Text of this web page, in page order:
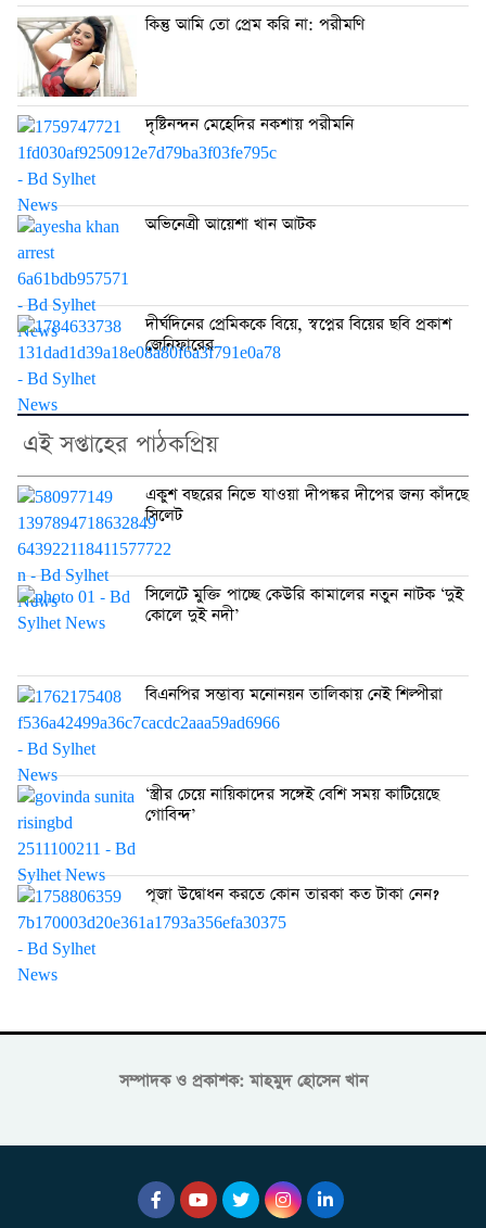
কিন্তু আমি তো প্রেম করি না: পরীমণি
দৃষ্টিনন্দন মেহেদির নকশায় পরীমনি
অভিনেত্রী আয়েশা খান আটক
দীর্ঘদিনের প্রেমিককে বিয়ে, স্বপ্নের বিয়ের ছবি প্রকাশ
জেনিফারের
এই সপ্তাহের পাঠকপ্রিয়
একুশ বছরের নিভে যাওয়া দীপঙ্কর দীপের জন্য কাঁদছে
সিলেট
সিলেটে মুক্তি পাচ্ছে কেউরি কামালের নতুন নাটক ‘দুই
কোলে দুই নদী’
বিএনপির সম্ভাব্য মনোনয়ন তালিকায় নেই শিল্পীরা
‘স্ত্রীর চেয়ে নায়িকাদের সঙ্গেই বেশি সময় কাটিয়েছে
গোবিন্দ’
পূজা উদ্বোধন করতে কোন তারকা কত টাকা নেন?
সম্পাদক ও প্রকাশক: মাহমুদ হোসেন খান